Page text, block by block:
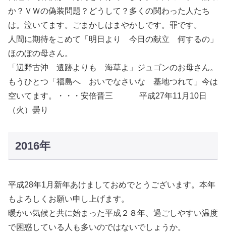
か？ＶＷの偽装問題？どうして？多くの関わった人たち
は。泣いてます。ごまかしはまやかしです。罪です。
人間に期待をこめて「明日より 今日の献立 何するの」
ほのぼの母さん。
「辺野古沖 遺跡よりも 海草よ」ジュゴンのお母さん。
もうひとつ「福島へ おいでなさいな 基地つれて」今は
空いてます。・・・安倍晋三 平成27年11月10日
（火）曇り
2016年
平成28年1月新年あけましておめでとうございます。本年
もよろしくお願い申し上げます。
暖かい気候と共に始まった平成２８年、過ごしやすい温度
で困惑している人も多いのではないでしょうか。